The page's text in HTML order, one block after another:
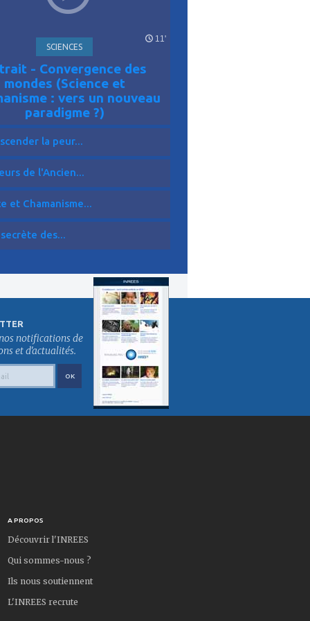
11'
SCIENCES
- Convergence des
mondes (Science et
: vers un nouveau
paradigme ?)
la peur...
de l'Ancien...
et Chamanisme...
des...
notifications de
et d'actualités.
A PROPOS
Découvrir l'INREES
Qui sommes-nous ?
Ils nous soutiennent
L'INREES recrute